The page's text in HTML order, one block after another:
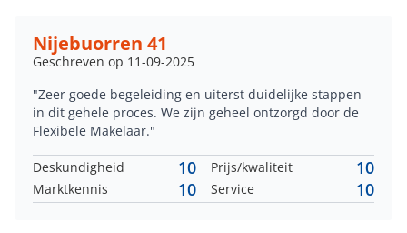
Nijebuorren 41
Geschreven op 11-09-2025
"Zeer goede begeleiding en uiterst duidelijke stappen
in dit gehele proces. We zijn geheel ontzorgd door de
Flexibele Makelaar."
Deskundigheid 10 Prijs/kwaliteit 10
Marktkennis 10 Service 10